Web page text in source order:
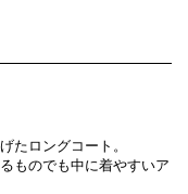
たロングコート。
ものでも中に着やすいア